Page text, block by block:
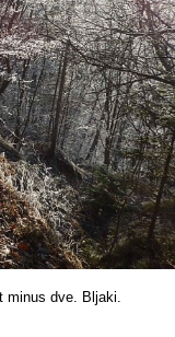
minus dve. Bljaki.